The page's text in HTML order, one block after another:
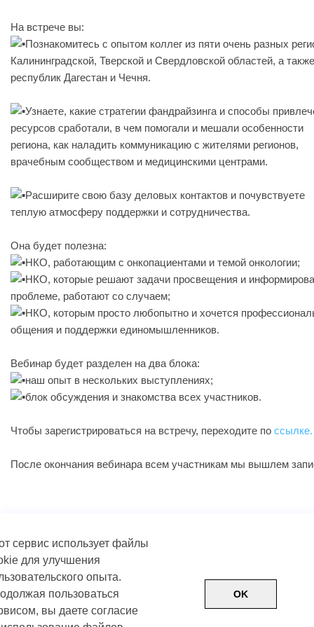
На встрече вы:
Познакомитесь с опытом коллег из пяти очень разных
Калининградской, Тверской и Свердловской областей, а также
республик Дагестан и Чечня.
Узнаете, какие стратегии фандрайзинга и способы
ресурсов сработали, в чем помогали и мешали особенности
региона, как наладить коммуникацию с жителями регионов,
врачебным сообществом и медицинскими центрами.
Расширите свою базу деловых контактов и почувствуете
теплую атмосферу поддержки и сотрудничества.
Она будет полезна:
НКО, работающим с онкопациентами и темой онкологии;
НКО, которые решают задачи просвещения и
проблеме, работают со случаем;
НКО, которым просто любопытно и хочется
общения и поддержки единомышленников.
Вебинар будет разделен на два блока:
наш опыт в нескольких выступлениях;
блок обсуждения и знакомства всех участников.
Чтобы зарегистрироваться на встречу, переходите по ссылке.
После окончания вебинара всем участникам мы вышлем
сервис использует файлы
для улучшения
опыта.
пользоваться
вы даете согласие
OK